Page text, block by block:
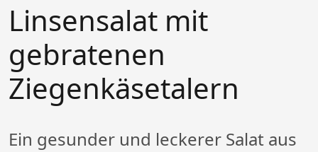
Linsensalat mit
gebratenen
Ziegenkäsetalern
Ein gesunder und leckerer Salat aus